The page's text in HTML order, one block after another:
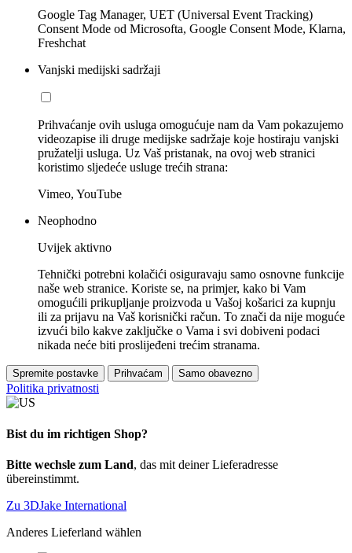
Google Tag Manager, UET (Universal Event Tracking)
Consent Mode od Microsofta, Google Consent Mode, Klarna,
Freshchat
Vanjski medijski sadržaji
Prihvaćanje ovih usluga omogućuje nam da Vam pokazujemo
videozapise ili druge medijske sadržaje koje hostiraju vanjski
pružatelji usluga. Uz Vaš pristanak, na ovoj web stranici
koristimo sljedeće usluge trećih strana:
Vimeo, YouTube
Neophodno
Uvijek aktivno
Tehnički potrebni kolačići osiguravaju samo osnovne funkcije
naše web stranice. Koriste se, na primjer, kako bi Vam
omogućili prikupljanje proizvoda u Vašoj košarici za kupnju
ili za prijavu na Vaš korisnički račun. To znači da nije moguće
izvući bilo kakve zaključke o Vama i svi dobiveni podaci
nikada neće biti proslijeđeni trećim stranama.
Spremite postavke Prihvaćam Samo obavezno
Politika privatnosti
Bist du im richtigen Shop?
Bitte wechsle zum Land, das mit deiner Lieferadresse
übereinstimmt.
Zu 3DJake International
Anderes Lieferland wählen